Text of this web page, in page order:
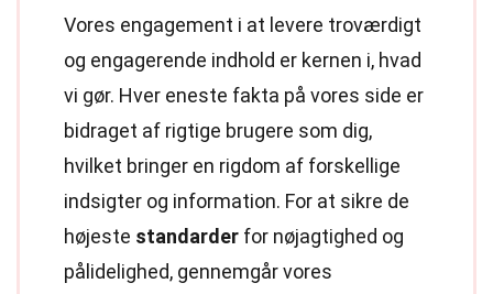
Vores engagement i at levere troværdigt
og engagerende indhold er kernen i, hvad
vi gør. Hver eneste fakta på vores side er
bidraget af rigtige brugere som dig,
hvilket bringer en rigdom af forskellige
indsigter og information. For at sikre de
højeste standarder for nøjagtighed og
pålidelighed, gennemgår vores